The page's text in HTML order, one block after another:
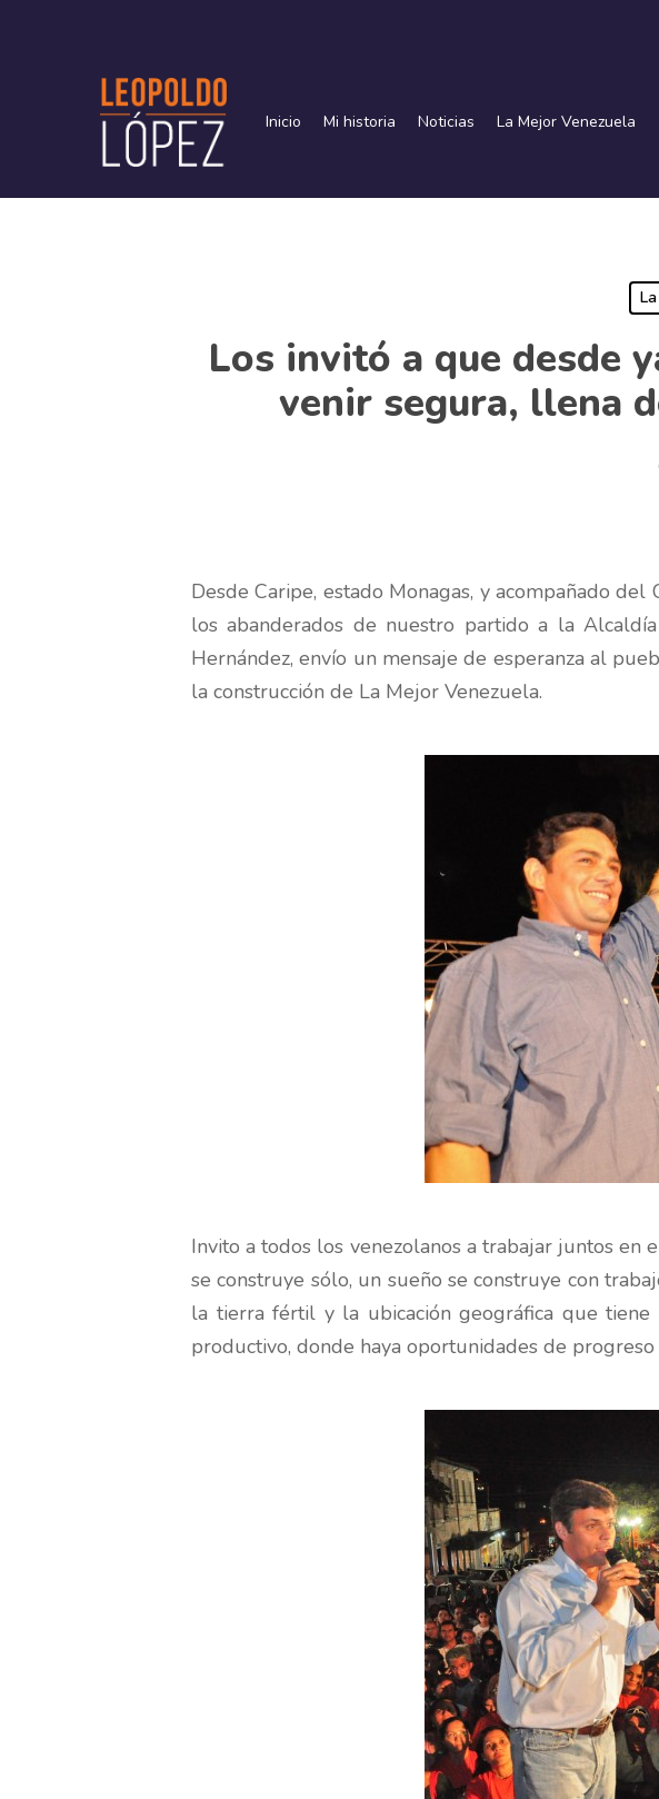
Inicio Mi historia Noticias La Mejor Venezuela
Los invitó a que desde
venir segura, llena
Desde Caripe, estado Monagas, y acompañado del
los abanderados de nuestro partido a la
Hernández, envío un mensaje de esperanza al
la construcción de La Mejor Venezuela.
Invito a todos los venezolanos a trabajar juntos
se construye sólo, un sueño se construye con
la tierra fértil y la ubicación geográfica que
productivo, donde haya oportunidades de